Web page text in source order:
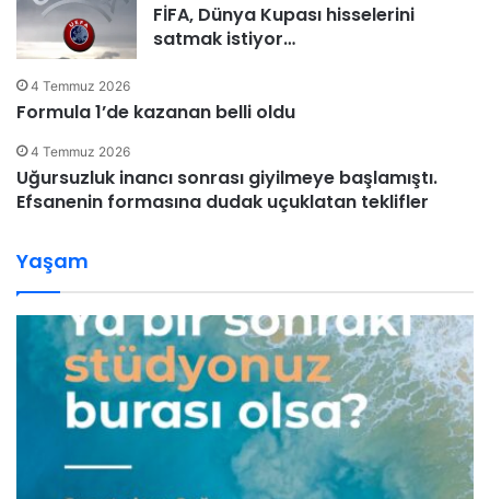
FİFA, Dünya Kupası hisselerini
satmak istiyor…
4 Temmuz 2026
Formula 1’de kazanan belli oldu
4 Temmuz 2026
Uğursuzluk inancı sonrası giyilmeye başlamıştı.
Efsanenin formasına dudak uçuklatan teklifler
Yaşam